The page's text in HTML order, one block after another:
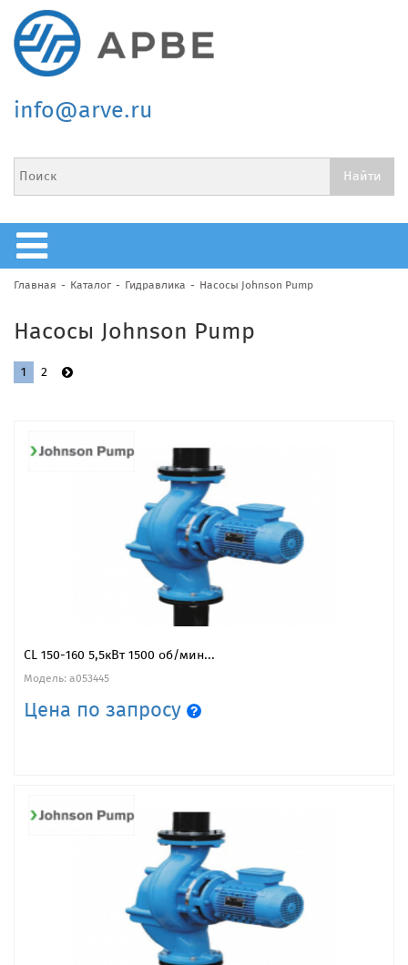
info@arve.ru
Главная Каталог Гидравлика Насосы Johnson Pump
Насосы Johnson Pump
1 2
CL 150-160 5,5кВт 1500 об/мин...
Модель: a053445
Цена по запросу